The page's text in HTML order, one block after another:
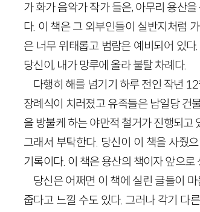
가 화가 음악가 작가 들은, 아무리 용산
다. 이 책은 그 외부인들이 실반지처럼
은 너무 위태롭고 범람은 예비되어 있
당신이, 내가 망루에 올라 불탈 차례다.
다행히 해를 넘기기 하루 전인 작년
장례식이 치러졌고 유족들은 남일당 건
을 방불케 하는 야만적 철거가 진행되고
그래서 부탁한다. 당신이 이 책을 사줬
기록이다. 이 책은 용산의 책이자 앞으
당신은 어쩌면 이 책에 실린 글들이
줍다고 느낄 수도 있다. 그러나 각기 다